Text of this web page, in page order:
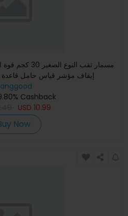
إيقاف مؤشر قياس حامل قاعدة
Cashback
USD 10.99
Now